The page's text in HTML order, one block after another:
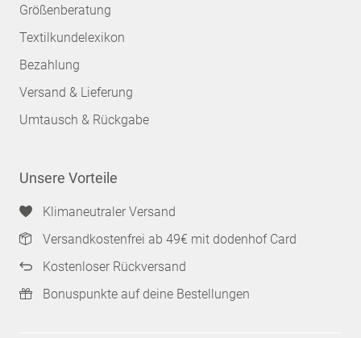
Größenberatung
Textilkundelexikon
Bezahlung
Versand & Lieferung
Umtausch & Rückgabe
Unsere Vorteile
Klimaneutraler Versand
Versandkostenfrei ab 49€ mit dodenhof Card
Kostenloser Rückversand
Bonuspunkte auf deine Bestellungen